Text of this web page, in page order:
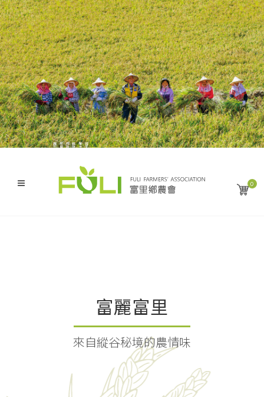
感恩・盡獻・富麗米成就了縱谷沃土上的豐饒與金黃艷陽下 農人謙遜的汗水是大自然無私的恩賜得天獨厚的風土條件
0
富麗富里
來自縱谷秘境的農情味